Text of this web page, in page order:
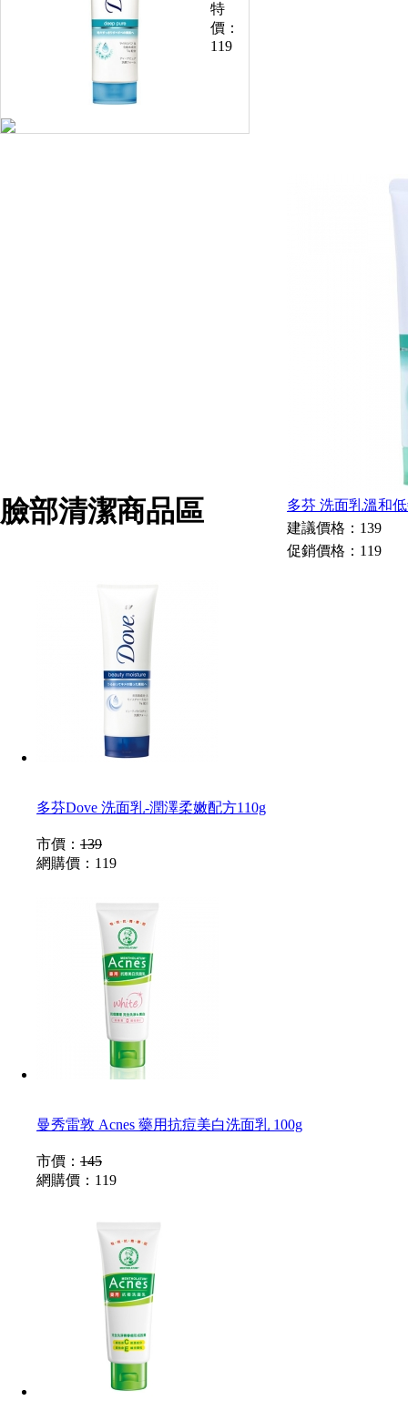
淨配
方
110g
特
價：
119
多芬 洗面乳溫和
建議價格：139
促銷價格：119
臉部清潔商品區
多芬Dove 洗面乳-潤澤柔嫩配方110g
市價： 139
網購價： 119
曼秀雷敦 Acnes 藥用抗痘美白洗面乳 100g
市價： 145
網購價： 119